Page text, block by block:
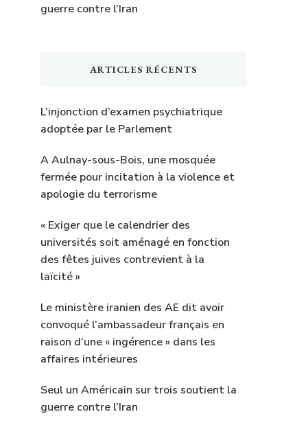
guerre contre l’Iran
ARTICLES RÉCENTS
L’injonction d’examen psychiatrique
adoptée par le Parlement
A Aulnay-sous-Bois, une mosquée
fermée pour incitation à la violence et
apologie du terrorisme
« Exiger que le calendrier des
universités soit aménagé en fonction
des fêtes juives contrevient à la
laïcité »
Le ministère iranien des AE dit avoir
convoqué l’ambassadeur français en
raison d’une « ingérence » dans les
affaires intérieures
Seul un Américain sur trois soutient la
guerre contre l’Iran